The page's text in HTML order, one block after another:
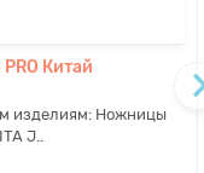
Китай
изделиям: Ножницы
J..